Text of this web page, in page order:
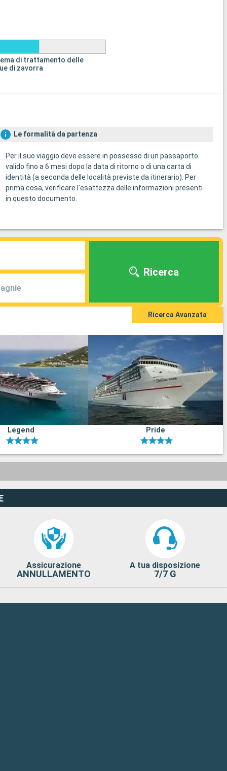
di trattamento delle
di zavorra
Le formalità da partenza
Per il suo viaggio deve essere in possesso di un passaporto
valido fino a 6 mesi dopo la data di ritorno o di una carta di
identità (a seconda delle località previste da itinerario). Per
prima cosa, verificare l'esattezza delle informazioni presenti
in questo documento.
Ricerca
Ricerca Avanzata
Legend Pride
Assicurazione
ANNULLAMENTO
A tua disposizione
7/7 G